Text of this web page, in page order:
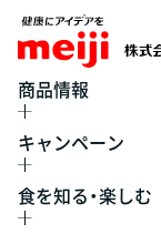
商品情報
キャンペーン
食を知る・楽しむ